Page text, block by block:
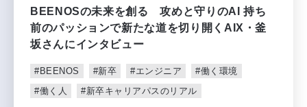
BEENOSの未来を創る 攻めと守りのAI 持ち
前のパッションで新たな道を切り開くAIX・釜
坂さんにインタビュー
#BEENOS #新卒 #エンジニア
#働く環境
#働く人
#新卒キャリアパスのリアル